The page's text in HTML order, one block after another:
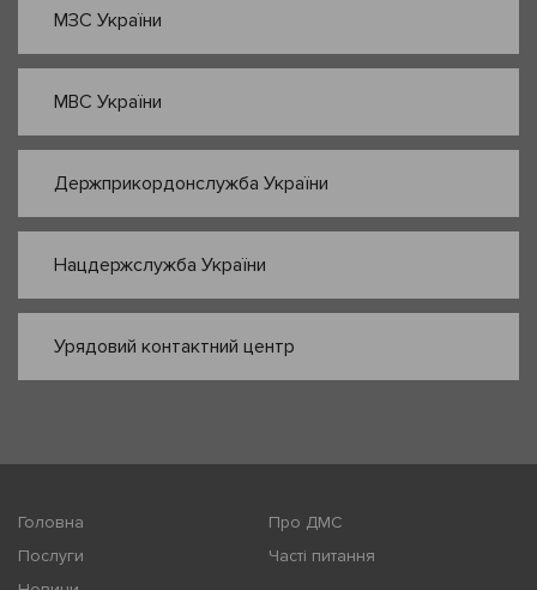
МЗС України
МВС України
Держприкордонслужба України
Нацдержслужба України
Урядовий контактний центр
Головна
Про ДМС
Послуги
Часті питання